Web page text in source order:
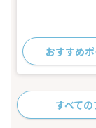
おすすめ
すべて